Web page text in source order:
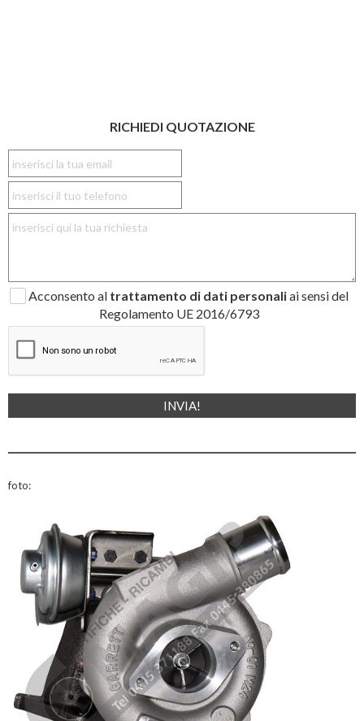
RICHIEDI QUOTAZIONE
Acconsento al trattamento di dati personaliai sensi del
Regolamento UE 2016/6793
foto: